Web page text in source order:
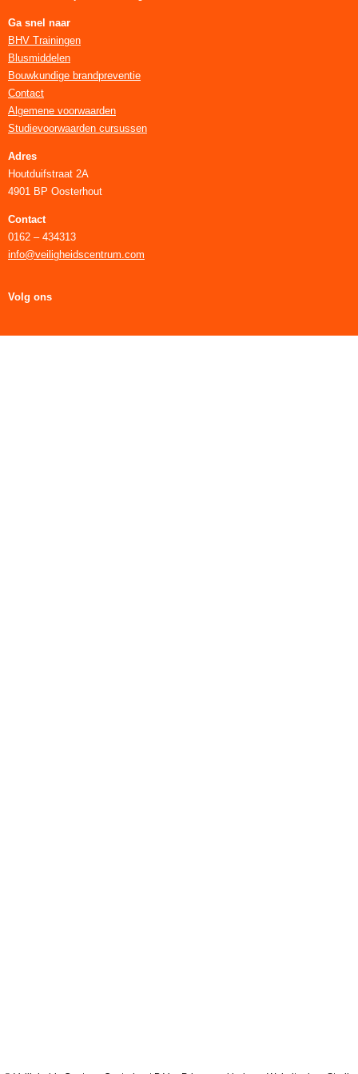
Ga snel naar
BHV Trainingen
Blusmiddelen
Bouwkundige brandpreventie
Contact
Algemene voorwaarden
Studievoorwaarden cursussen
Adres
Houtduifstraat 2A
4901 BP Oosterhout
Contact
0162 – 434313
info@veiligheidscentrum.com
Volg ons